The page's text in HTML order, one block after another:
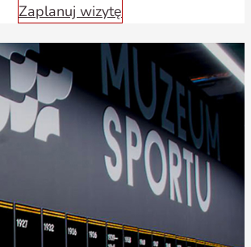
Zaplanuj wizytę